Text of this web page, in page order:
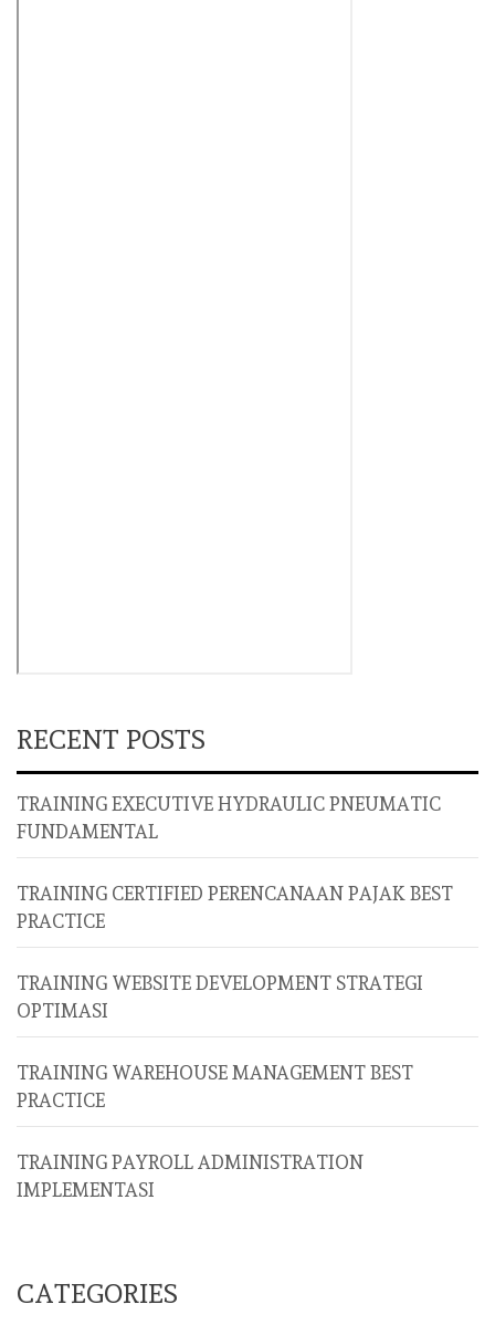
RECENT POSTS
TRAINING EXECUTIVE HYDRAULIC PNEUMATIC
FUNDAMENTAL
TRAINING CERTIFIED PERENCANAAN PAJAK BEST
PRACTICE
TRAINING WEBSITE DEVELOPMENT STRATEGI
OPTIMASI
TRAINING WAREHOUSE MANAGEMENT BEST
PRACTICE
TRAINING PAYROLL ADMINISTRATION
IMPLEMENTASI
CATEGORIES